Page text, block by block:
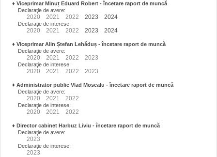
♦ Viceprimar Minuț Eduard Robert - încetare raport de muncă
Declaraţie de avere:
2020 2021 2022 2023 2024
Declaraţie de interese:
2020 2021 2022 2023 2024
♦ Viceprimar Alin Ștefan Lehăduș - încetare raport de muncă
Declaraţie de avere:
2020 2021 2022 2023
Declaraţie de interese:
2020 2021 2022 2023
♦ Administrator public Vlad Moscalu - încetare raport de muncă
Declaraţie de avere:
2020 2021 2022
Declaraţie de interese:
2020 2021 2022
♦ Director cabinet Harbuz Liviu - încetare raport de muncă
Declaraţie de avere:
2023
Declaraţie de interese:
2023